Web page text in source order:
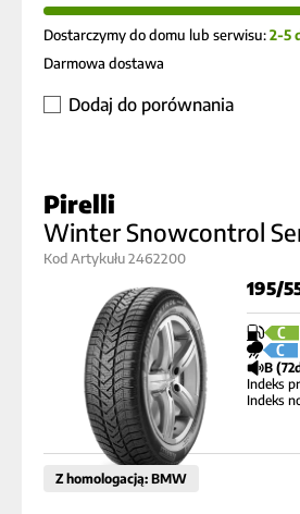
Dostarczymy do domu lub serwisu:2-5
Darmowa dostawa
Dodaj do porównania
Pirelli
Winter Snowcontrol
Kod Artykułu 2462200
195/
C
C
B
Indeks
Indeks
Z homologacją: BMW